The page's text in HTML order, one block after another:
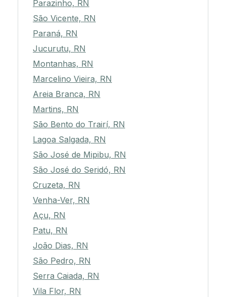
Parazinho, RN
São Vicente, RN
Paraná, RN
Jucurutu, RN
Montanhas, RN
Marcelino Vieira, RN
Areia Branca, RN
Martins, RN
São Bento do Trairí, RN
Lagoa Salgada, RN
São José de Mipibu, RN
São José do Seridó, RN
Cruzeta, RN
Venha-Ver, RN
Açu, RN
Patu, RN
João Dias, RN
São Pedro, RN
Serra Caiada, RN
Vila Flor, RN